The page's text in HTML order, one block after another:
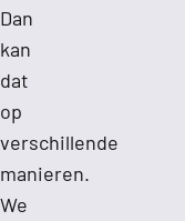
Dan
kan
dat
op
verschillende
manieren.
We